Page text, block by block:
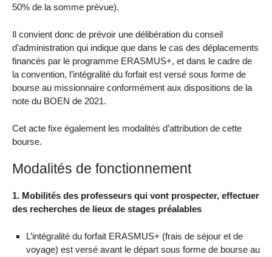
50% de la somme prévue).
Il convient donc de prévoir une délibération du conseil
d’administration qui indique que dans le cas des déplacements
financés par le programme ERASMUS+, et dans le cadre de
la convention, l’intégralité du forfait est versé sous forme de
bourse au missionnaire conformément aux dispositions de la
note du BOEN de 2021.
Cet acte fixe également les modalités d’attribution de cette
bourse.
Modalités de fonctionnement
1. Mobilités des professeurs qui vont prospecter, effectuer
des recherches de lieux de stages préalables
L’intégralité du forfait ERASMUS+ (frais de séjour et de
voyage) est versé avant le départ sous forme de bourse au